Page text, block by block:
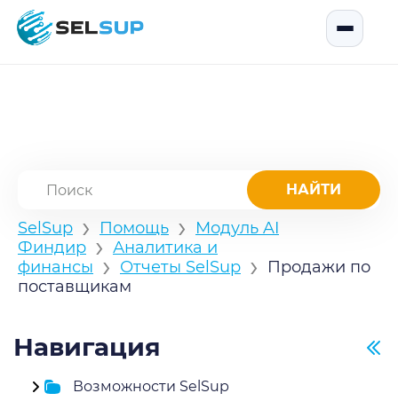
SelSup
SelSup › Помощь ›
Модуль AI
Финдир › Аналитика и
финансы › Отчеты SelSup ›
Продажи по
поставщикам
Навигация
Возможности SelSup